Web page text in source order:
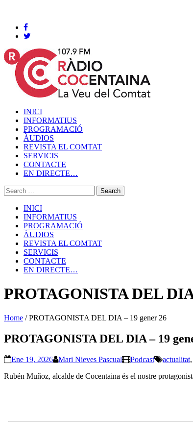
INICI
INFORMATIUS
PROGRAMACIÓ
ÀUDIOS
REVISTA EL COMTAT
SERVICIS
CONTACTE
EN DIRECTE…
INICI
INFORMATIUS
PROGRAMACIÓ
ÀUDIOS
REVISTA EL COMTAT
SERVICIS
CONTACTE
EN DIRECTE…
PROTAGONISTA DEL DIA
Home /PROTAGONISTA DEL DIA – 19 gener 26
PROTAGONISTA DEL DIA – 19
Ene 19, 2026 Mari Nieves Pascual Podcast actualitat,
Rubén Muñoz, alcalde de Cocentaina és el nostre